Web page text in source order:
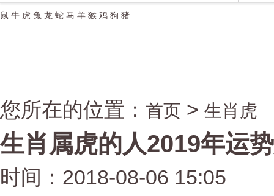
鼠 牛 虎 兔 龙 蛇 马 羊 猴 鸡 狗 猪
您所在的位置： 首页 > 生肖虎
生肖属虎的人2019年运
时间：2018-08-06 15:05